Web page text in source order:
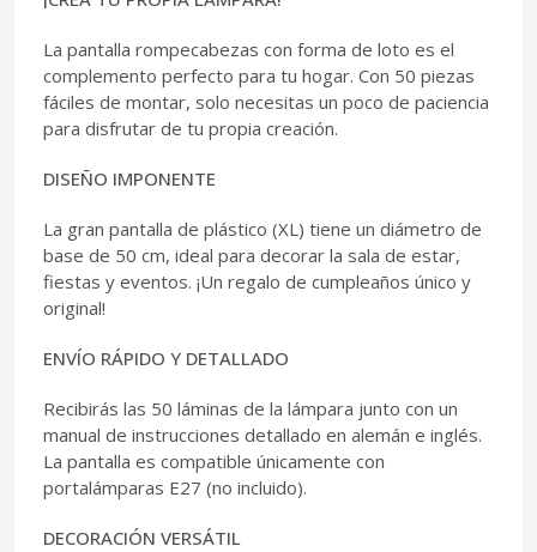
La pantalla rompecabezas con forma de loto es el
complemento perfecto para tu hogar. Con 50 piezas
fáciles de montar, solo necesitas un poco de paciencia
para disfrutar de tu propia creación.
DISEÑO IMPONENTE
La gran pantalla de plástico (XL) tiene un diámetro de
base de 50 cm, ideal para decorar la sala de estar,
fiestas y eventos. ¡Un regalo de cumpleaños único y
original!
ENVÍO RÁPIDO Y DETALLADO
Recibirás las 50 láminas de la lámpara junto con un
manual de instrucciones detallado en alemán e inglés.
La pantalla es compatible únicamente con
portalámparas E27 (no incluido).
DECORACIÓN VERSÁTIL